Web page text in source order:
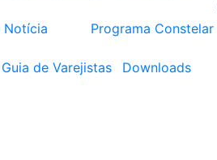
Notícia
Programa Constelar
Guia de Varejistas Downloads